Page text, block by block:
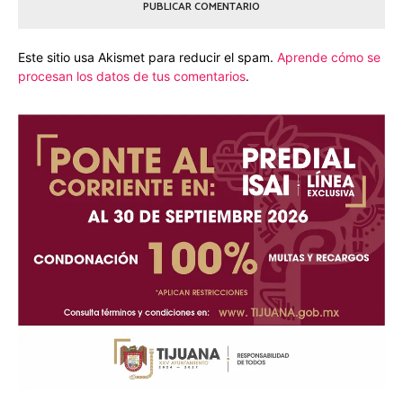
Este sitio usa Akismet para reducir el spam. Aprende cómo se
procesan los datos de tus comentarios.